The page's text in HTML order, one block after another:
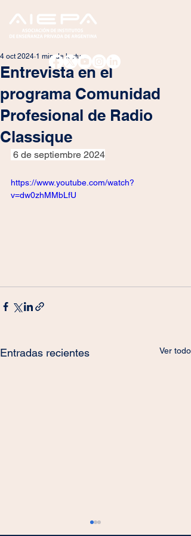
Entrevista en el
programa Comunidad
Profesional de Radio
Classique
4 oct 2024 1 min de lectura
6 de septiembre 2024
https://www.youtube.com/watch?
v=dw0zhMMbLfU
Entradas recientes Ver todo